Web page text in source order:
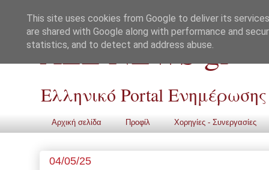
ALL NEWS gr
Ελληνικό Portal Ενημέρωσης
Αρχική σελίδα Προφίλ Χορηγίες - Συνεργασίες
04/05/25
This site uses cookies from Google to deliver its
are shared with Google along with performance and
statistics, and to detect and address abuse.